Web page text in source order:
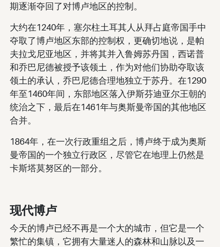
期逐渐夺回了对博卢地区的控制。
大约在1240年，塞尔柱土耳其人从拜占庭帝国手中
夺取了博卢地区东部的控制权，更确切地说，是帕
夫拉戈尼亚地区，并将其并入鲁姆苏丹国，西诺普
和乔巴尼德被授予该领土，作为对他们协助夺取该
领土的承认，乔巴尼德合理地独立于苏丹。在1290
年至1460年间，东部地区落入伊斯芬迪亚尔王朝的
统治之下，最后在1461年与奥斯曼帝国的其他地区
合并。
1864年，在一次行政重组之后，博卢终于成为奥斯
曼帝国的一个独立行政区，尽管它在地理上仍然是
卡斯塔莫努区的一部分。
现代博卢
今天的博卢已经不再是一个大的城市，但它是一个
繁忙的集镇，它拥有大量迷人的森林和山脉以及一